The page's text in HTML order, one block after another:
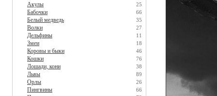
Акулы 25
Бабочки 66
Белый медведь 35
Волки 27
Дельфины 11
Змеи 18
Коровы и быки 46
Кошки 76
Лошади, кони 38
Львы 89
Орлы 26
Пингвины 66